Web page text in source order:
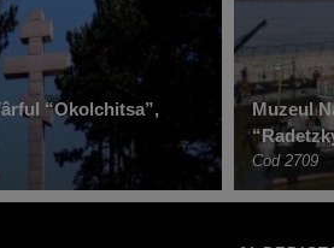
“Okolchitsa”,
Muzeul
Cod 2709